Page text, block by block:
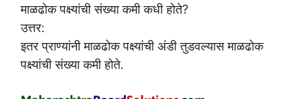
माळढोक पक्ष्यांची संख्या कमी कधी होते?
उत्तर:
इतर प्राण्यांनी माळढोक पक्ष्यांची अंडी तुडवल्यास माळढोक
पक्ष्यांची संख्या कमी होते.